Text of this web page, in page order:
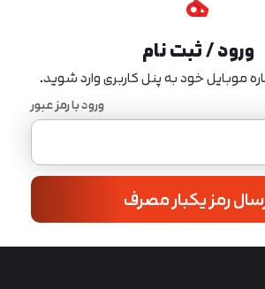
ورود / ثبت نام
موبایل خود به پنل کاربری وارد شوید.
ورود با رمز عبور
رمز یکبار مصرف